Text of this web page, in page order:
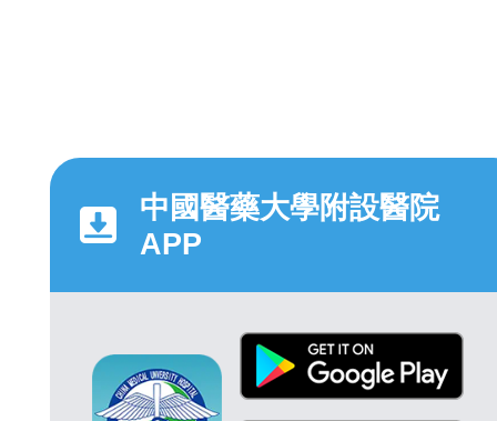
中國醫藥大學附設醫院
APP